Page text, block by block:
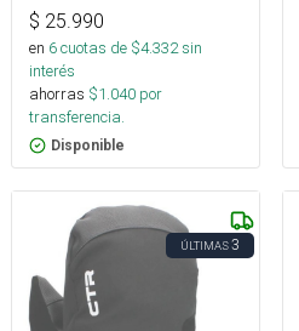
$ 25.990
en 6cuotas de $4.332sin
interés
ahorras $1.040 por
transferencia.
Disponible
ÚLTIMAS3